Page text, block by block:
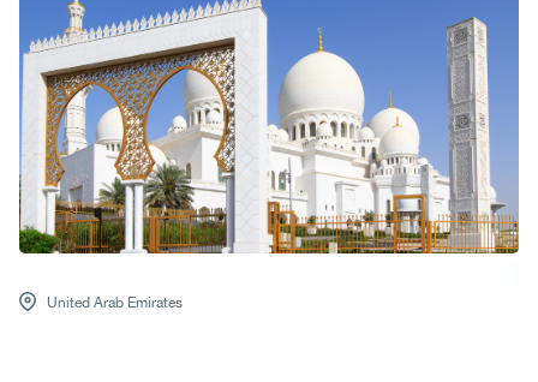
United Arab Emirates